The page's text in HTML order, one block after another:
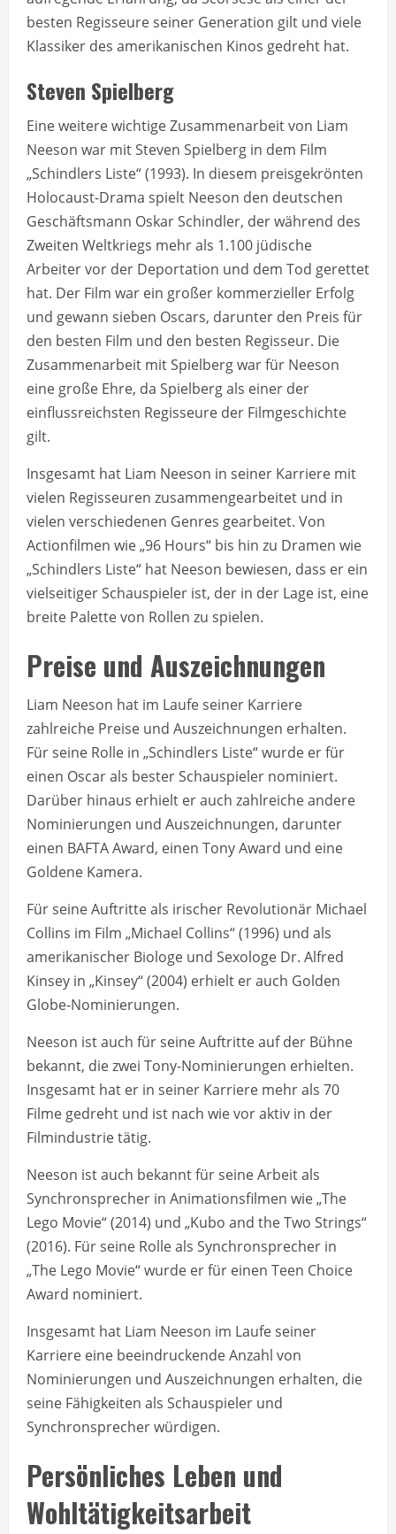
besten Regisseure seiner Generation gilt und viele
Klassiker des amerikanischen Kinos gedreht hat.
Steven Spielberg
Eine weitere wichtige Zusammenarbeit von Liam
Neeson war mit Steven Spielberg in dem Film
„Schindlers Liste“ (1993). In diesem preisgekrönten
Holocaust-Drama spielt Neeson den deutschen
Geschäftsmann Oskar Schindler, der während des
Zweiten Weltkriegs mehr als 1.100 jüdische
Arbeiter vor der Deportation und dem Tod gerettet
hat. Der Film war ein großer kommerzieller Erfolg
und gewann sieben Oscars, darunter den Preis für
den besten Film und den besten Regisseur. Die
Zusammenarbeit mit Spielberg war für Neeson
eine große Ehre, da Spielberg als einer der
einflussreichsten Regisseure der Filmgeschichte
gilt.
Insgesamt hat Liam Neeson in seiner Karriere mit
vielen Regisseuren zusammengearbeitet und in
vielen verschiedenen Genres gearbeitet. Von
Actionfilmen wie „96 Hours“ bis hin zu Dramen wie
„Schindlers Liste“ hat Neeson bewiesen, dass er ein
vielseitiger Schauspieler ist, der in der Lage ist, eine
breite Palette von Rollen zu spielen.
Preise und Auszeichnungen
Liam Neeson hat im Laufe seiner Karriere
zahlreiche Preise und Auszeichnungen erhalten.
Für seine Rolle in „Schindlers Liste“ wurde er für
einen Oscar als bester Schauspieler nominiert.
Darüber hinaus erhielt er auch zahlreiche andere
Nominierungen und Auszeichnungen, darunter
einen BAFTA Award, einen Tony Award und eine
Goldene Kamera.
Für seine Auftritte als irischer Revolutionär Michael
Collins im Film „Michael Collins“ (1996) und als
amerikanischer Biologe und Sexologe Dr. Alfred
Kinsey in „Kinsey“ (2004) erhielt er auch Golden
Globe-Nominierungen.
Neeson ist auch für seine Auftritte auf der Bühne
bekannt, die zwei Tony-Nominierungen erhielten.
Insgesamt hat er in seiner Karriere mehr als 70
Filme gedreht und ist nach wie vor aktiv in der
Filmindustrie tätig.
Neeson ist auch bekannt für seine Arbeit als
Synchronsprecher in Animationsfilmen wie „The
Lego Movie“ (2014) und „Kubo and the Two Strings“
(2016). Für seine Rolle als Synchronsprecher in
„The Lego Movie“ wurde er für einen Teen Choice
Award nominiert.
Insgesamt hat Liam Neeson im Laufe seiner
Karriere eine beeindruckende Anzahl von
Nominierungen und Auszeichnungen erhalten, die
seine Fähigkeiten als Schauspieler und
Synchronsprecher würdigen.
Persönliches Leben und
Wohltätigkeitsarbeit